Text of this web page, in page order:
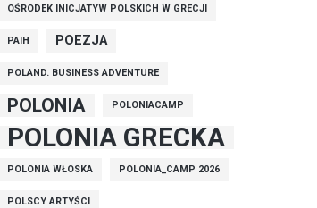
OŚRODEK INICJATYW POLSKICH W GRECJI
PAIH POEZJA
POLAND. BUSINESS ADVENTURE
POLONIA POLONIACAMP
POLONIA GRECKA
POLONIA WŁOSKA POLONIA_CAMP 2026
POLSCY ARTYŚCI